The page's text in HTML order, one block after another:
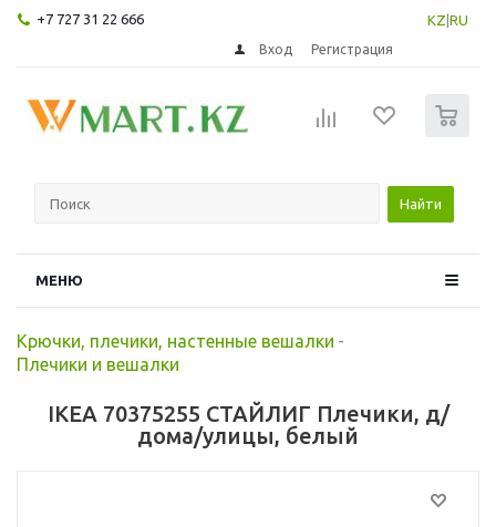
+7 727 31 22 666 KZ RU
Вход Регистрация
Найти
МЕНЮ
Крючки, плечики, настенные вешалки -
Плечики и вешалки
IKEA 70375255 СТАЙЛИГ Плечики, д/
дома/улицы, белый